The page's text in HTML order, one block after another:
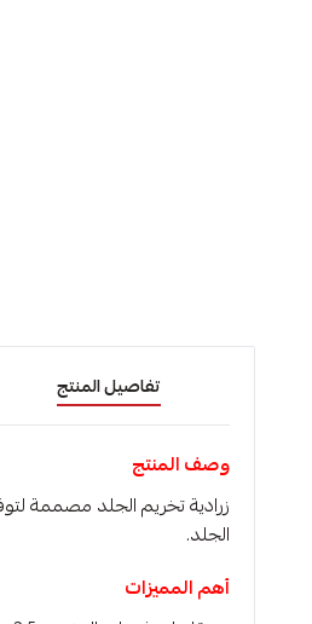
تفاصيل المنتج
وصف المنتج
زرادية تخريم الجلد مصممة
الجلد.
أهم المميزات